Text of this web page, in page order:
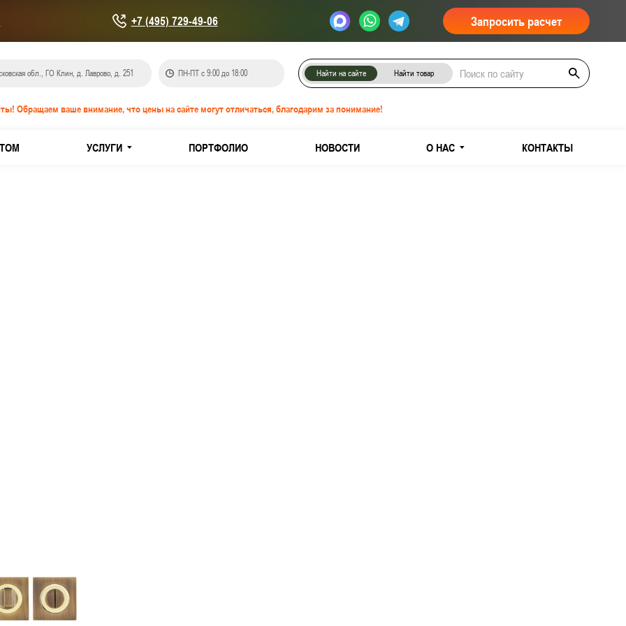
+7 (495) 729-49-06 Запросить расчет
обл., ГО Клин, д. Лаврово, д. 251 ПН-ПТ с 9:00 до 18:00 Найти на сайте Найти товар
Обращаем ваше внимание, что цены на сайте могут отличаться, благодарим за понимание!
выпадающим порогом
УСЛУГИ ПОРТФОЛИО НОВОСТИ О НАС КОНТАКТЫ